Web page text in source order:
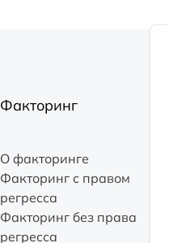
Факторинг
О факторинге
Факторинг с правом
регресса
Факторинг без права
регресса